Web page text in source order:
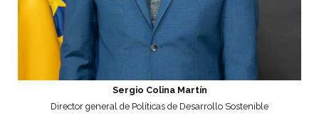
Sergio Colina Martín
Director general de Políticas de Desarrollo Sostenible